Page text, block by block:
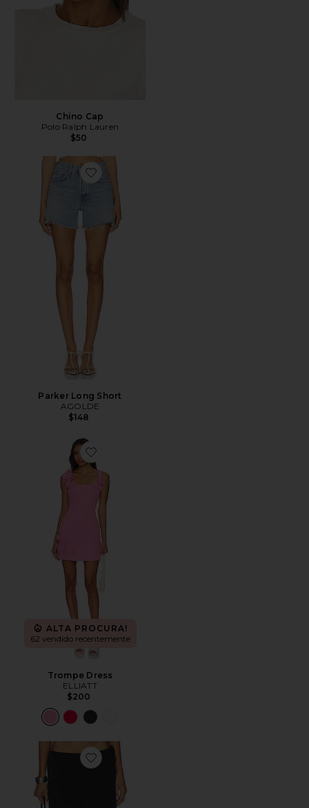
Chino Cap
Polo Ralph Lauren
$50
Favorite Parker Long Short
Parker Long Short
AGOLDE
$148
Favorite Trompe Dress
ALTA PROCURA!
62 vendido recentemente
Trompe Dress
ELLIATT
$200
Favorite Sharni Skirt